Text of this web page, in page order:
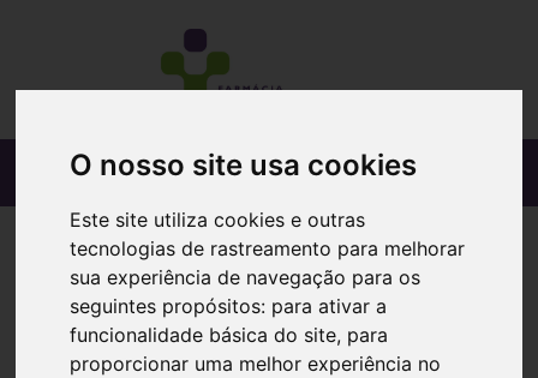
O nosso site usa cookies
Este site utiliza cookies e outras
tecnologias de rastreamento para melhorar
sua experiência de navegação para os
seguintes propósitos: para ativar a
funcionalidade básica do site, para
proporcionar uma melhor experiência no